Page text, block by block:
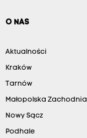
O NAS
Aktualności
Kraków
Tarnów
Małopolska Zachodnia
Nowy Sącz
Podhale